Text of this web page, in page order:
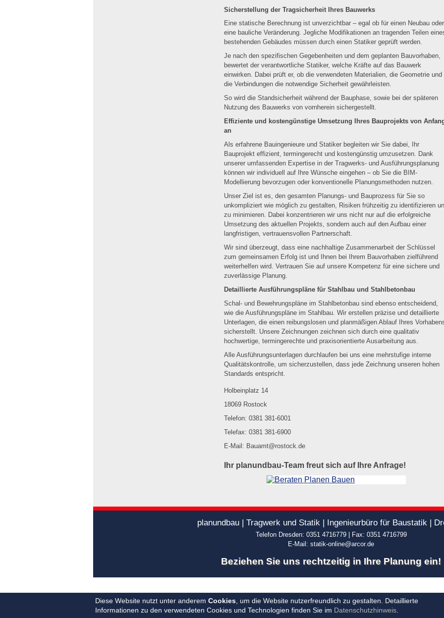
Sicherstellung der Tragsicherheit Ihres Bauwerks
Eine statische Berechnung ist unverzichtbar – egal ob für einen Neubau oder
eine bauliche Veränderung. Jegliche Modifikationen an tragenden Teilen
bestehenden Gebäudes müssen durch einen Statiker geprüft werden.
Je nach den spezifischen Gegebenheiten und dem geplanten Bauvorhaben,
bewertet der verantwortliche Statiker, welche Kräfte auf das Bauwerk
einwirken. Dabei prüft er, ob die verwendeten Materialien, die Geometrie und
die Verbindungen die notwendige Sicherheit gewährleisten.
So wird die Standsicherheit während der Bauphase, sowie bei der späteren
Nutzung des Bauwerks von vornherein sichergestellt.
Effiziente und kostengünstige Umsetzung Ihres Bauprojekts von
an
Als erfahrene Bauingenieure und Statiker begleiten wir Sie dabei, Ihr
Bauprojekt effizient, termingerecht und kostengünstig umzusetzen. Dank
unserer umfassenden Expertise in der Tragwerks- und Ausführungsplanung
können wir individuell auf Ihre Wünsche eingehen – ob Sie die BIM-
Modellierung bevorzugen oder konventionelle Planungsmethoden nutzen.
Unser Ziel ist es, den gesamten Planungs- und Bauprozess für Sie so
unkompliziert wie möglich zu gestalten, Risiken frühzeitig zu identifizieren
zu minimieren. Dabei konzentrieren wir uns nicht nur auf die erfolgreiche
Umsetzung des aktuellen Projekts, sondern auch auf den Aufbau einer
langfristigen, vertrauensvollen Partnerschaft.
Wir sind überzeugt, dass eine nachhaltige Zusammenarbeit der Schlüssel
zum gemeinsamen Erfolg ist und Ihnen bei Ihrem Bauvorhaben zielführend
weiterhelfen wird. Vertrauen Sie auf unsere Kompetenz für eine sichere und
zuverlässige Planung.
Detaillierte Ausführungspläne für Stahlbau und Stahlbetonbau
Schal- und Bewehrungspläne im Stahlbetonbau sind ebenso entscheidend,
wie die Ausführungspläne im Stahlbau. Wir erstellen präzise und detaillierte
Unterlagen, die einen reibungslosen und planmäßigen Ablauf Ihres
sicherstellt. Unsere Zeichnungen zeichnen sich durch eine qualitativ
hochwertige, termingerechte und praxisorientierte Ausarbeitung aus.
Alle Ausführungsunterlagen durchlaufen bei uns eine mehrstufige interne
Qualitätskontrolle, um sicherzustellen, dass jede Zeichnung unseren hohen
Standards entspricht.
Holbeinplatz 14
18069 Rostock
Telefon: 0381 381-6001
Telefax: 0381 381-6900
E-Mail: Bauamt@rostock.de
Ihr planundbau-Team freut sich auf Ihre Anfrage!
planundbau | Tragwerk und Statik | Ingenieurbüro für Baustatik |
Telefon Dresden: 0351 4716779 | Fax: 0351 4716799
E-Mail: statik-online@arcor.de
Beziehen Sie uns rechtzeitig in Ihre Planung ein!
Diese Website nutzt unter anderem Cookies, um die Website nutzerfreundlich zu gestalten. Detaillierte
Informationen zu den verwendeten Cookies und Technologien finden Sie im Datenschutzhinweis.